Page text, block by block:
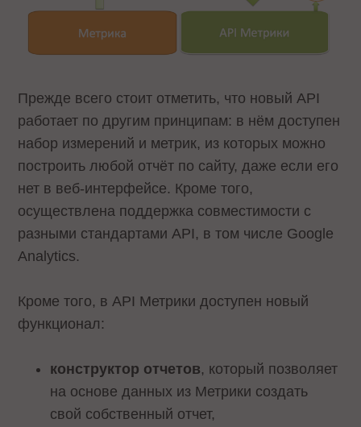
Прежде всего стоит отметить, что новый API
работает по другим принципам: в нём доступен
набор измерений и метрик, из которых можно
построить любой отчёт по сайту, даже если его
нет в веб-интерфейсе. Кроме того,
осуществлена поддержка совместимости с
разными стандартами API, в том числе Google
Analytics.
Кроме того, в API Метрики доступен новый
функционал:
конструктор отчетов, который позволяет
на основе данных из Метрики создать
свой собственный отчет,